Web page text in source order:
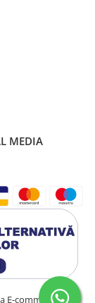
MEDIA
E-commerce by